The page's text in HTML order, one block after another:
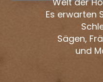
Es erwarten
Sägen,
und